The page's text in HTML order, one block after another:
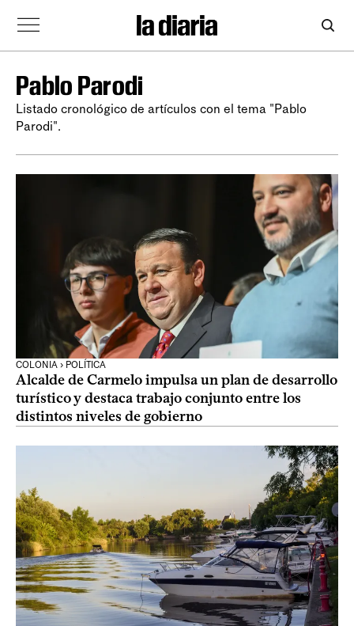
Pablo Parodi
Listado cronológico de artículos con el tema "Pablo
Parodi".
COLONIA › POLÍTICA
Alcalde de Carmelo impulsa un plan de desarrollo
turístico y destaca trabajo conjunto entre los
distintos niveles de gobierno